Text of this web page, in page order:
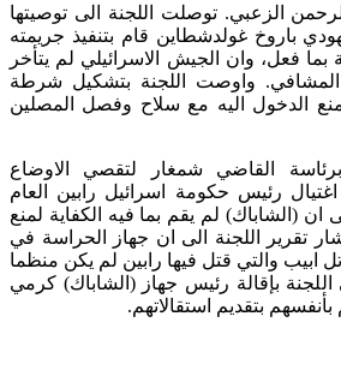
الزعبي. توصلت اللجنة الى توصيتها
باروخ غولدشطاين قام بتنفيذ جريمته
بما فعل، وان الجيش الاسرائيلي لم يتأخر
واوصت اللجنة بتشكيل شرطة
الدخول اليه مع سلاح وفصل المصلين
القاضي شمغار لتقصي الاوضاع
رئيس حكومة اسرائيل رابين العام
ان (الشاباك) لم يقم بما فيه الكفاية لمنع
تقرير اللجنة الى ان جهاز الحراسة في
ابيب والتي قتل فيها رابين لم يكن منظما
بإقالة رئيس جهاز (الشاباك) كرمي
بتقديم استقالاتهم.